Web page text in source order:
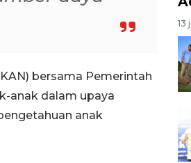
bersama Pemerintah
anak dalam upaya
anak
13